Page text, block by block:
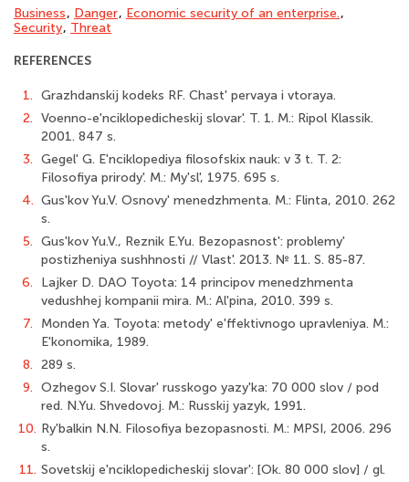
Business, Danger, Economic security of an enterprise.,
Security, Threat
REFERENCES
1. Grazhdanskij kodeks RF. Chast' pervaya i vtoraya.
2. Voenno-e'nciklopedicheskij slovar'. T. 1. M.: Ripol Klassik.
2001. 847 s.
3. Gegel' G. E'nciklopediya filosofskix nauk: v 3 t. T. 2:
Filosofiya prirody'. M.: My'sl', 1975. 695 s.
4. Gus'kov Yu.V. Osnovy' menedzhmenta. M.: Flinta, 2010. 262
s.
5. Gus'kov Yu.V., Reznik E.Yu. Bezopasnost': problemy'
postizheniya sushhnosti // Vlast'. 2013. № 11. S. 85-87.
6.
Lajker D. DAO Toyota: 14 principov menedzhmenta
vedushhej kompanii mira. M.: Al'pina, 2010. 399 s.
7.
Monden Ya. Toyota: metody' e'ffektivnogo upravleniya. M.:
E'konomika, 1989.
8. 289 s.
9. Ozhegov S.I. Slovar' russkogo yazy'ka: 70 000 slov / pod
red. N.Yu. Shvedovoj. M.: Russkij yazyk, 1991.
10. Ry'balkin N.N. Filosofiya bezopasnosti. M.: MPSI, 2006. 296
s.
11. Sovetskij e'nciklopedicheskij slovar': [Ok. 80 000 slov] / gl.